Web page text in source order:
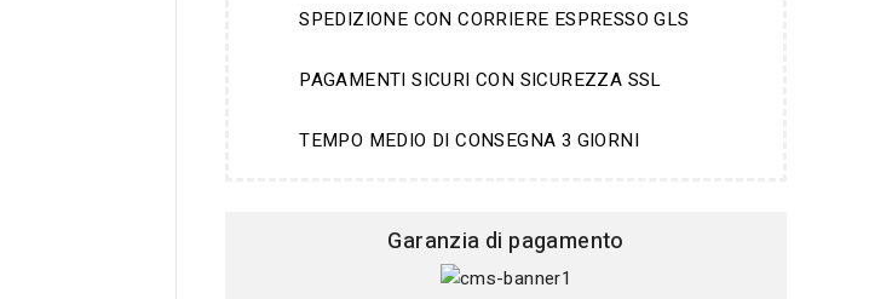
SPEDIZIONE CON CORRIERE ESPRESSO GLS
PAGAMENTI SICURI CON SICUREZZA SSL
TEMPO MEDIO DI CONSEGNA 3 GIORNI
Garanzia di pagamento